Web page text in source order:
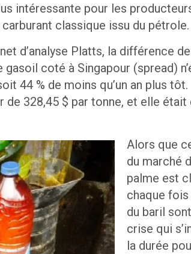
intéressante pour les
classique issu du pétrole.
d’analyse Platts, la différence
coté à Singapour (spread)
44 % de moins qu’un an plus tôt.
328,45 $ par tonne, et elle était
Alors que
du marché
palme est
chaque
du baril
crise qui
la durée